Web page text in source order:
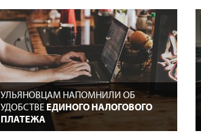
УЛЬЯНОВЦАМ НАПОМНИЛИ ОБ
УДОБСТВЕ ЕДИНОГО НАЛОГОВОГО
ПЛАТЕЖА